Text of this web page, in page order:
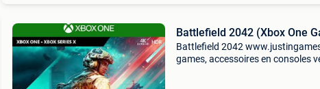
Battlefield 2042 (Xbox One
Battlefield 2042
games, accessoires en consoles